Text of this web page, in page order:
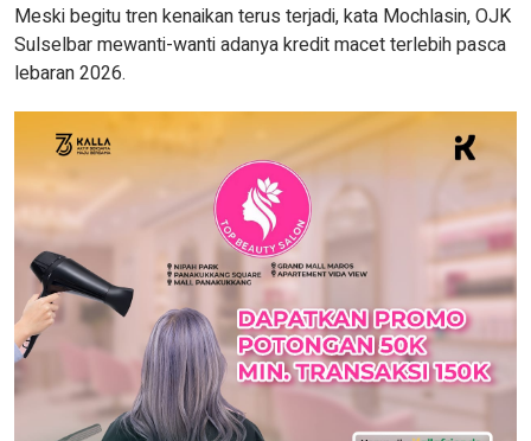
Meski begitu tren kenaikan terus terjadi, kata Mochlasin, OJK
Sulselbar mewanti-wanti adanya kredit macet terlebih pasca
lebaran 2026.